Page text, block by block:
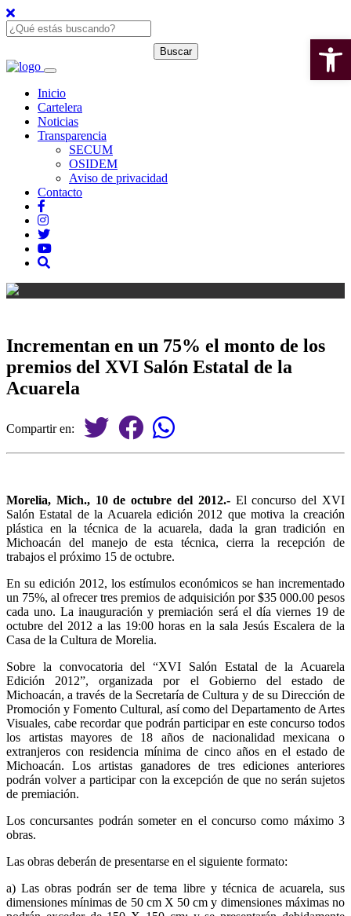
Inicio
Cartelera
Noticias
Transparencia
SECUM
OSIDEM
Aviso de privacidad
Contacto
Incrementan en un 75% el monto de los
premios del XVI Salón Estatal de la
Acuarela
Compartir en:
Morelia, Mich., 10 de octubre del 2012.-El concurso del XVI
Salón Estatal de la Acuarela edición 2012 que motiva la creación
plástica en la técnica de la acuarela, dada la gran tradición en
Michoacán del manejo de esta técnica, cierra la recepción de
trabajos el próximo 15 de octubre.
En su edición 2012, los estímulos económicos se han incrementado
un 75%, al ofrecer tres premios de adquisición por $35 000.00 pesos
cada uno. La inauguración y premiación será el día viernes 19 de
octubre del 2012 a las 19:00 horas en la sala Jesús Escalera de la
Casa de la Cultura de Morelia.
Sobre la convocatoria del “XVI Salón Estatal de la Acuarela
Edición 2012”, organizada por el Gobierno del estado de
Michoacán, a través de la Secretaría de Cultura y de su Dirección de
Promoción y Fomento Cultural, así como del Departamento de Artes
Visuales, cabe recordar que podrán participar en este concurso todos
los artistas mayores de 18 años de nacionalidad mexicana o
extranjeros con residencia mínima de cinco años en el estado de
Michoacán. Los artistas ganadores de tres ediciones anteriores
podrán volver a participar con la excepción de que no serán sujetos
de premiación.
Los concursantes podrán someter en el concurso como máximo 3
obras.
Las obras deberán de presentarse en el siguiente formato:
a) Las obras podrán ser de tema libre y técnica de acuarela, sus
dimensiones mínimas de 50 cm X 50 cm y dimensiones máximas no